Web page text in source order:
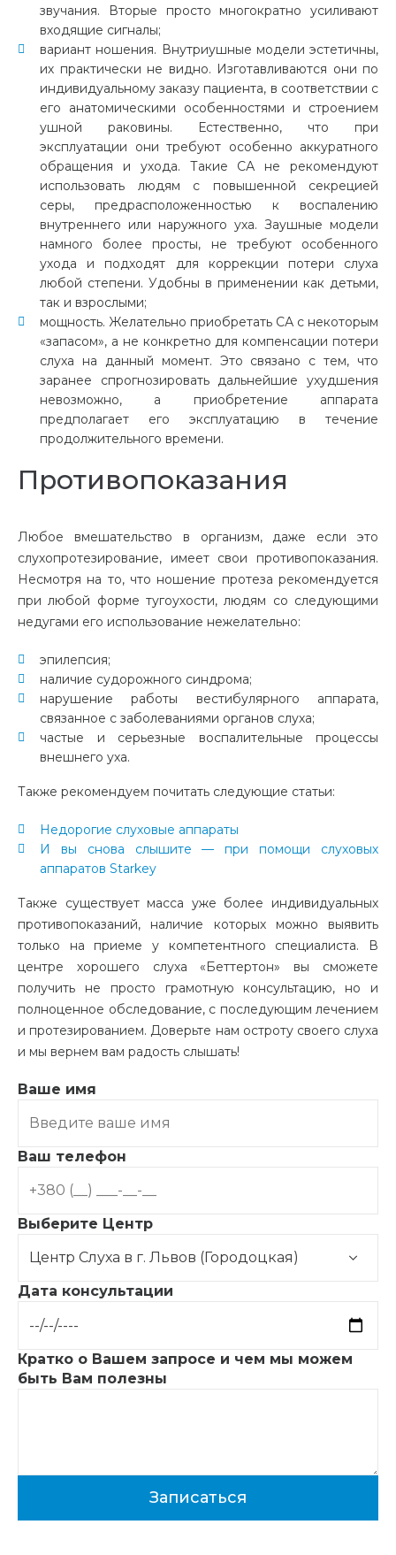
звучания. Вторые просто многократно усиливают
входящие сигналы;
вариант ношения. Внутриушные модели эстетичны,
их практически не видно. Изготавливаются они по
индивидуальному заказу пациента, в соответствии с
его анатомическими особенностями и строением
ушной раковины. Естественно, что при
эксплуатации они требуют особенно аккуратного
обращения и ухода. Такие СА не рекомендуют
использовать людям с повышенной секрецией
серы, предрасположенностью к воспалению
внутреннего или наружного уха. Заушные модели
намного более просты, не требуют особенного
ухода и подходят для коррекции потери слуха
любой степени. Удобны в применении как детьми,
так и взрослыми;
мощность. Желательно приобретать СА с некоторым
«запасом», а не конкретно для компенсации потери
слуха на данный момент. Это связано с тем, что
заранее спрогнозировать дальнейшие ухудшения
невозможно, а приобретение аппарата
предполагает его эксплуатацию в течение
продолжительного времени.
Противопоказания
Любое вмешательство в организм, даже если это
слухопротезирование, имеет свои противопоказания.
Несмотря на то, что ношение протеза рекомендуется
при любой форме тугоухости, людям со следующими
недугами его использование нежелательно:
эпилепсия;
наличие судорожного синдрома;
нарушение работы вестибулярного аппарата,
связанное с заболеваниями органов слуха;
частые и серьезные воспалительные процессы
внешнего уха.
Также рекомендуем почитать следующие статьи:
Недорогие слуховые аппараты
И вы снова слышите — при помощи слуховых
аппаратов Starkey
Также существует масса уже более индивидуальных
противопоказаний, наличие которых можно выявить
только на приеме у компетентного специалиста. В
центре хорошего слуха «Беттертон» вы сможете
получить не просто грамотную консультацию, но и
полноценное обследование, с последующим лечением
и протезированием. Доверьте нам остроту своего слуха
и мы вернем вам радость слышать!
Ваше имя
Ваш телефон
Выберите Центр
Дата консультации
Кратко о Вашем запросе и чем мы можем
быть Вам полезны